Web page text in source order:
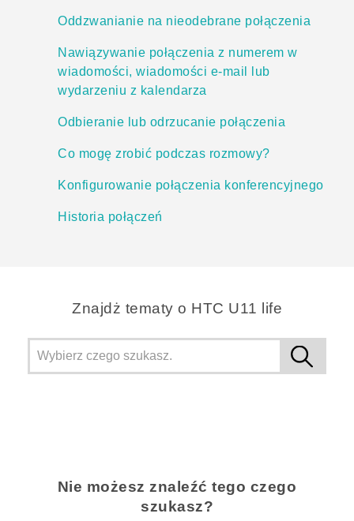
Urządzenia i akcesoria HTC
Zaloguj się
Oddzwanianie na nieodebrane połączenia
Nawiązywanie połączenia z numerem w
wiadomości, wiadomości e-mail lub
wydarzeniu z kalendarza
Odbieranie lub odrzucanie połączenia
Co mogę zrobić podczas rozmowy?
Konfigurowanie połączenia konferencyjnego
Historia połączeń
Znajdż tematy o HTC U11 life
Nie możesz znaleźć tego czego
szukasz?